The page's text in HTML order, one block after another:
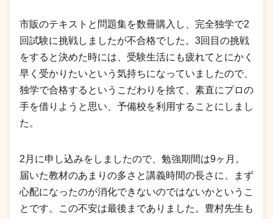
市販のテキストと問題集を数冊購入し、完全独学で2
回試験に挑戦しましたが不合格でした。3回目の挑戦
をすると決めた時には、受験生活にも疲れてとにかく
早く受かりたいという気持ちになっていましたので、
独学で合格するというこだわりを捨て、素直にプロの
手を借りようと思い、予備校を利用することにしまし
た。
2月に申し込みをしましたので、勉強期間は9ヶ月。
届いた教材のあまりの多さと講義時間の長さに、まず
心配になったのが消化できないのではないかというこ
とです。この不安は最後までありました。豊村先生も